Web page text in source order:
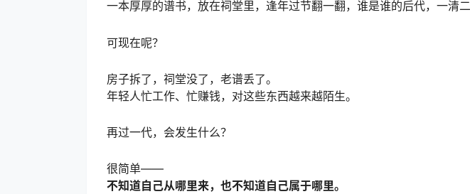
一本厚厚的谱书，放在祠堂里，逢年过节翻一翻，谁是谁的后代，一清二
可现在呢？
房子拆了，祠堂没了，老谱丢了。
年轻人忙工作、忙赚钱，对这些东西越来越陌生。
再过一代，会发生什么？
很简单——
不知道自己从哪里来，也不知道自己属于哪里。